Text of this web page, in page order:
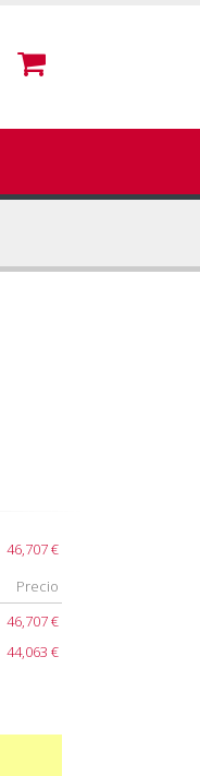
46,707 €
Precio
46,707 €
44,063 €